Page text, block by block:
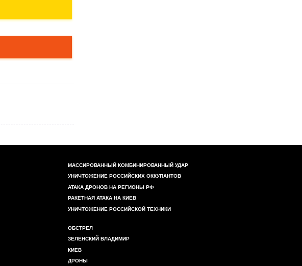
МАССИРОВАННЫЙ КОМБИНИРОВАННЫЙ УДАР
УНИЧТОЖЕНИЕ РОССИЙСКИХ ОККУПАНТОВ
АТАКА ДРОНОВ НА РЕГИОНЫ РФ
РАКЕТНАЯ АТАКА НА КИЕВ
УНИЧТОЖЕНИЕ РОССИЙСКОЙ ТЕХНИКИ
ОБСТРЕЛ
ЗЕЛЕНСКИЙ ВЛАДИМИР
КИЕВ
ДРОНЫ